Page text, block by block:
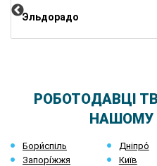
Эльдорадо
РОБОТОДАВЦІ
НАШОМУ
Бори́спіль Дніпро́
Запорі́жжя
Київ